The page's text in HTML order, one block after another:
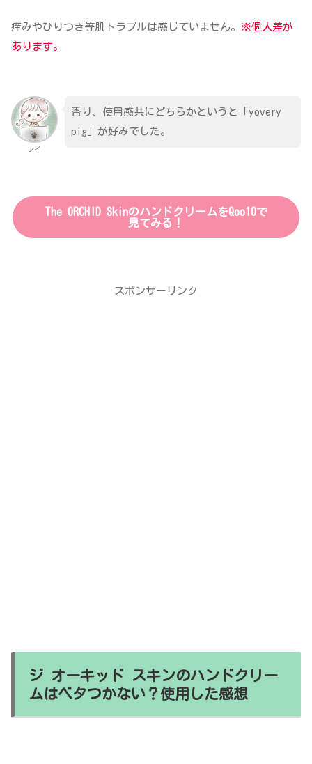
痒みやひりつき等肌トラブルは感じていません。 ※個人差が
あります。
レイ
香り、使用感共にどちらかというと「yovery
pig」が好みでした。
The ORCHID SkinのハンドクリームをQoo10で
見てみる！
スポンサーリンク
ジ オーキッド スキンのハンドクリー
ムはベタつかない？使用した感想